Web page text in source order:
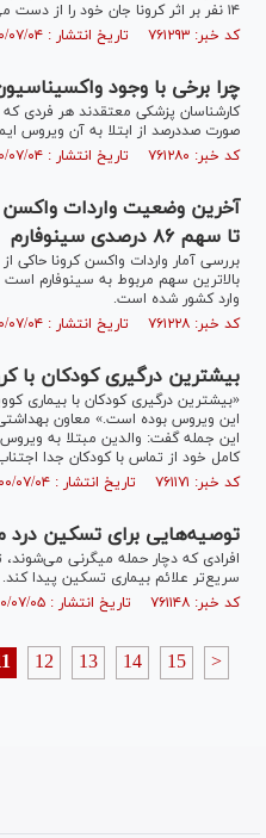
۱۴ نفر بر اثر کرونا جان خود را از دست می‌دهند.
کد خبر: ۷۶۱۲۹۳ تاریخ انتشار : ۱۴۰۰/۰۷/۰۴
چرا برخی با وجود
کارشناسان پزشکی معتقدند هر فردی
صورت صددرصد از ابتلا به آن ویروس
کد خبر: ۷۶۱۲۸۰ تاریخ انتشار : ۱۴۰۰/۰۷/۰۴
تا سهم ۸۶ درصدی سینوفارم
بررسی آمار واردات واکسن کرونا حاکی
وارد کشور شده است.
کد خبر: ۷۶۱۲۲۸ تاریخ انتشار : ۱۴۰۰/۰۷/۰۴
بیشترین درگیری کودکان با
این ویروس بوده است.» معاون
این جمله گفت: والدین مبتلا به
کامل خود از تماس با کودکان جدا
کد خبر: ۷۶۱۱۷۱ تاریخ انتشار : ۱۴۰۰/۰۷/۰۴
توصیه‌هایی برای تسکین درد
افرادی که دچار حمله میگرنی
سریع‌تر علائم بیماری تسکین پیدا کند.
کد خبر: ۷۶۱۱۴۸ تاریخ انتشار : ۱۴۰۰/۰۷/۰۵
12 13 14 15 >